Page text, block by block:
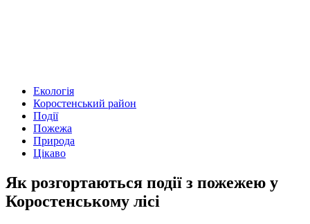
Екологія
Коростенський район
Події
Пожежа
Природа
Цікаво
Як розгортаються події з пожежею у
Коростенському лісі